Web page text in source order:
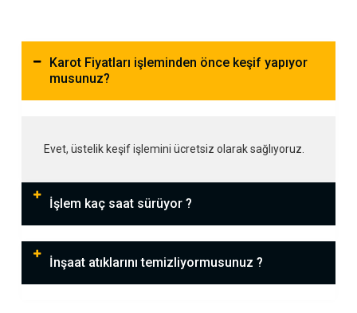
Karot Fiyatları işleminden önce keşif yapıyor
musunuz?
Evet, üstelik keşif işlemini ücretsiz olarak sağlıyoruz.
İşlem kaç saat sürüyor ?
İnşaat atıklarını temizliyormusunuz ?